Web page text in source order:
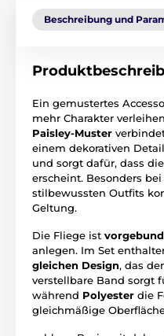
Beschreibung und
Ein gemustertes
mehr Charakter
Paisley-Muster
einem dekorativen
und sorgt dafür, dass
erscheint. Besonders
stilbewussten Outfits
Geltung.
Die Fliege ist
anlegen. Im Set
gleichen Design, das
verstellbare Band sorgt
während Polyester die
gleichmäßige